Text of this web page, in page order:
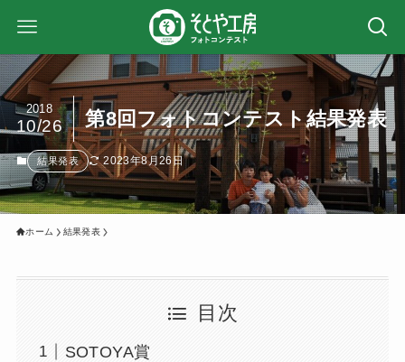
第8回フォトコンテスト結果発表
2018
10/26
結果発表 2023年8月26日
ホーム 結果発表
目次
SOTOYA賞